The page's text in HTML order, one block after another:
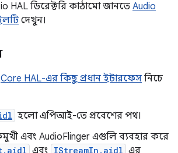
HAL ডিরেক্টরি কাঠামো জানতে Audio
দেখুন।
Core HAL-এর কিছু প্রধান ইন্টারফেস নিচে
হলো এপিআই-তে প্রবেশের পথ।
এবং AudioFlinger এগুলি ব্যবহার করে
এবং IStreamIn.aidl এর